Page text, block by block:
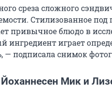
среза сложного
Стилизованное
привычное блюдо в
ингредиент играет
подписала снимок
Мик и